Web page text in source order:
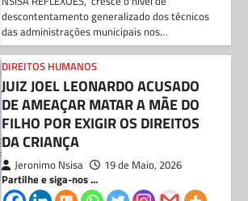
Jeronimo Nsisa 19 de Maio, 2026
Partilhe e siga-nos ...
Partilhe e siga-nos …O antigo presidente do
Tribunal Supremo, Dr. Joel Leonardo, está
envolvido num escândalo depois de
supostamente fazer…
BLOG
Director da direção municipal da
educação de Mbanza Congo paga